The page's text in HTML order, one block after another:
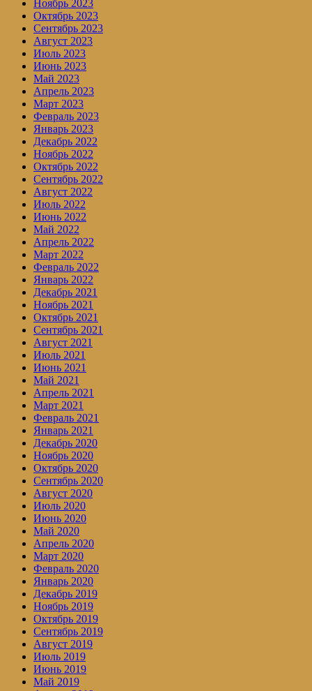
Ноябрь 2023
Октябрь 2023
Сентябрь 2023
Август 2023
Июль 2023
Июнь 2023
Май 2023
Апрель 2023
Март 2023
Февраль 2023
Январь 2023
Декабрь 2022
Ноябрь 2022
Октябрь 2022
Сентябрь 2022
Август 2022
Июль 2022
Июнь 2022
Май 2022
Апрель 2022
Март 2022
Февраль 2022
Январь 2022
Декабрь 2021
Ноябрь 2021
Октябрь 2021
Сентябрь 2021
Август 2021
Июль 2021
Июнь 2021
Май 2021
Апрель 2021
Март 2021
Февраль 2021
Январь 2021
Декабрь 2020
Ноябрь 2020
Октябрь 2020
Сентябрь 2020
Август 2020
Июль 2020
Июнь 2020
Май 2020
Апрель 2020
Март 2020
Февраль 2020
Январь 2020
Декабрь 2019
Ноябрь 2019
Октябрь 2019
Сентябрь 2019
Август 2019
Июль 2019
Июнь 2019
Май 2019